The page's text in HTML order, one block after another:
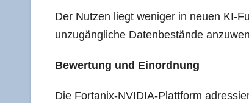
Der Nut­zen liegt weni­ger in neu­en KI-
unzu­gäng­li­che Daten­be­stän­de
Bewer­tung und Einordnung
Die Forta­nix-NVI­DIA-Platt­form